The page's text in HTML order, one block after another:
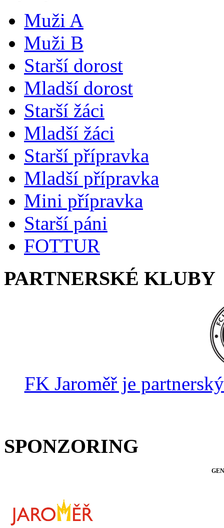
Muži A
Muži B
Starší dorost
Mladší dorost
Starší žáci
Mladší žáci
Starší přípravka
Mladší přípravka
Mini přípravka
Starší páni
FOTTUR
PARTNERSKÉ KLUBY
FK Jaroměř je
SPONZORING